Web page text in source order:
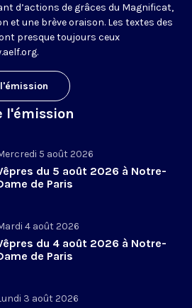
d’actions de grâces du Magnificat,
et une brève oraison. Les textes des
presque toujours ceux
.
l'émission
5 août 2026
du 5 août 2026 à Notre-
de Paris
4 août 2026
du 4 août 2026 à Notre-
de Paris
3 août 2026